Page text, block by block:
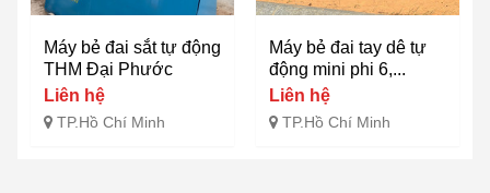
Máy bẻ đai sắt tự động
THM Đại Phước
Liên hệ
TP.Hồ Chí Minh
Máy bẻ đai tay dê tự
động mini phi 6,...
Liên hệ
TP.Hồ Chí Minh